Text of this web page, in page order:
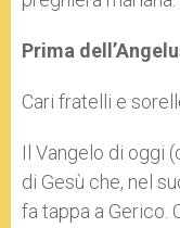
Prima
Cari fratelli e
Il Vangelo di oggi
di Gesù che, nel
fa tappa a Gerico.